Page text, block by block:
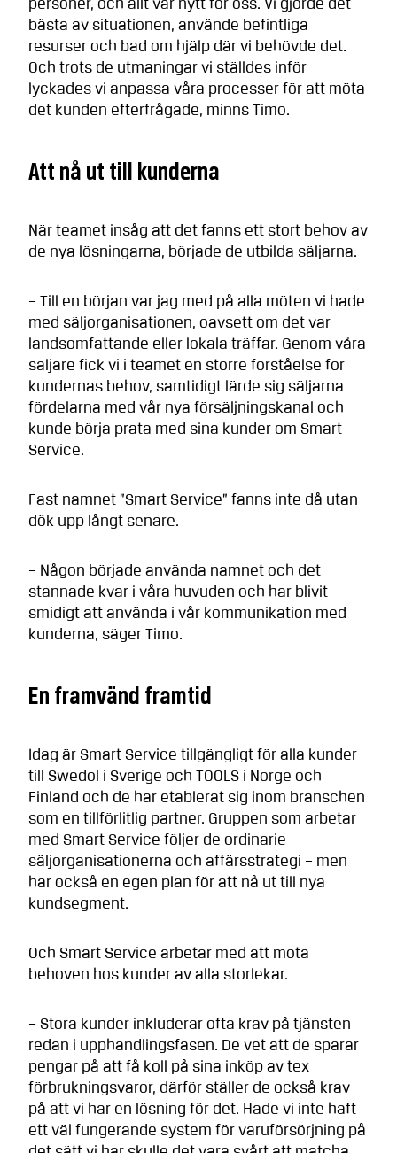
personer, och allt var nytt för oss. Vi gjorde det
bästa av situationen, använde befintliga
resurser och bad om hjälp där vi behövde det.
Och trots de utmaningar vi ställdes inför
lyckades vi anpassa våra processer för att möta
det kunden efterfrågade, minns Timo.
Att nå ut till kunderna
När teamet insåg att det fanns ett stort behov av
de nya lösningarna, började de utbilda säljarna.
– Till en början var jag med på alla möten vi hade
med säljorganisationen, oavsett om det var
landsomfattande eller lokala träffar. Genom våra
säljare fick vi i teamet en större förståelse för
kundernas behov, samtidigt lärde sig säljarna
fördelarna med vår nya försäljningskanal och
kunde börja prata med sina kunder om Smart
Service.
Fast namnet ”Smart Service” fanns inte då utan
dök upp långt senare.
– Någon började använda namnet och det
stannade kvar i våra huvuden och har blivit
smidigt att använda i vår kommunikation med
kunderna, säger Timo.
En framvänd framtid
Idag är Smart Service tillgängligt för alla kunder
till Swedol i Sverige och TOOLS i Norge och
Finland och de har etablerat sig inom branschen
som en tillförlitlig partner. Gruppen som arbetar
med Smart Service följer de ordinarie
säljorganisationerna och affärsstrategi – men
har också en egen plan för att nå ut till nya
kundsegment.
Och Smart Service arbetar med att möta
behoven hos kunder av alla storlekar.
– Stora kunder inkluderar ofta krav på tjänsten
redan i upphandlingsfasen. De vet att de sparar
pengar på att få koll på sina inköp av tex
förbrukningsvaror, därför ställer de också krav
på att vi har en lösning för det. Hade vi inte haft
ett väl fungerande system för varuförsörjning på